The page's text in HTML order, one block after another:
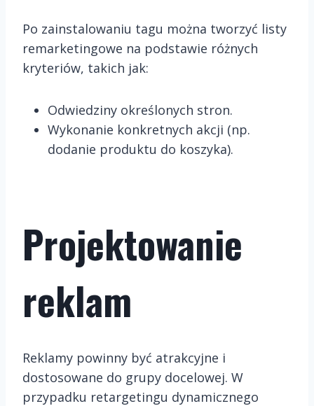
Po zainstalowaniu tagu można tworzyć listy
remarketingowe na podstawie różnych
kryteriów, takich jak:
Odwiedziny określonych stron.
Wykonanie konkretnych akcji (np.
dodanie produktu do koszyka).
Projektowanie
reklam
Reklamy powinny być atrakcyjne i
dostosowane do grupy docelowej. W
przypadku retargetingu dynamicznego